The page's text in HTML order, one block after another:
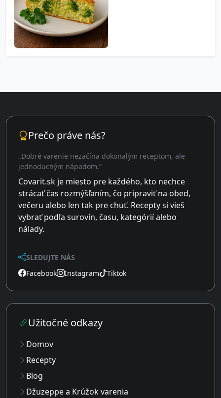
Prečo práve nás?
„Dobré varenie nezačína dokonalým receptom, ale
jednoduchým nápadom.“
Covarit.sk je miesto pre každého, kto nechce
strácať čas rozmýšľaním, čo pripraviť na obed,
večeru alebo len tak pre chuť. Recepty si vieš
vybrať podľa surovín, času, kategórií alebo
nálady.
SLEDUJTE NÁS
Facebook
Instagram Tiktok
Užitočné odkazy
Domov
Recepty
Blog
Džuzeppe a Krúžok varenia